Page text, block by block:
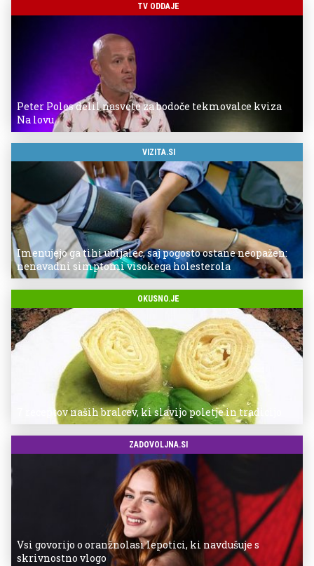
TV ODDAJE
Peter Poles delil nasvete za bodoče tekmovalce kviza
Na lovu
VIZITA.SI
Imenujejo ga tihi ubijalec, saj pogosto ostane neopažen:
nenavadni simptomi visokega holesterola
OKUSNO.JE
7 receptov naših bralcev, ki slavijo poletje in tradicijo
ZADOVOLJNA.SI
Vsi govorijo o oranžnolasi lepotici, ki navdušuje s
skrivnostno vlogo